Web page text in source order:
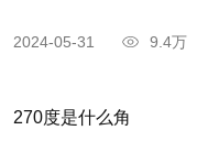
2024-05-31 9.4万
270度是什么角